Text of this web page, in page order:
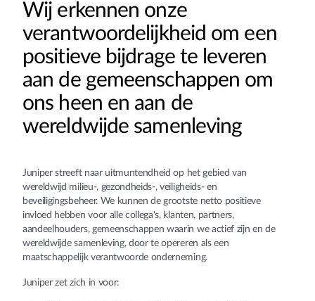
Wij erkennen onze
verantwoordelijkheid om een
positieve bijdrage te leveren
aan de gemeenschappen om
ons heen en aan de
wereldwijde samenleving
Juniper streeft naar uitmuntendheid op het gebied van
wereldwijd milieu-, gezondheids-, veiligheids- en
beveiligingsbeheer. We kunnen de grootste netto positieve
invloed hebben voor alle collega's, klanten, partners,
aandeelhouders, gemeenschappen waarin we actief zijn en de
wereldwijde samenleving, door te opereren als een
maatschappelijk verantwoorde onderneming.
Juniper zet zich in voor: